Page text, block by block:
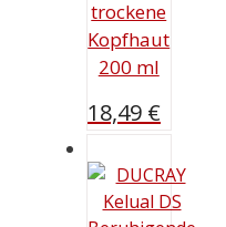
trockene
Kopfhaut
200 ml
18,49 €